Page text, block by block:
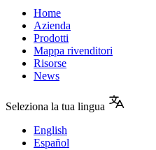
Home
Azienda
Prodotti
Mappa rivenditori
Risorse
News
Seleziona la tua lingua
English
Español